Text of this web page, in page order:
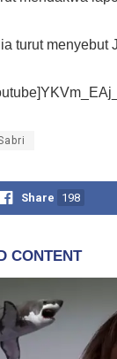
turut
Share 198